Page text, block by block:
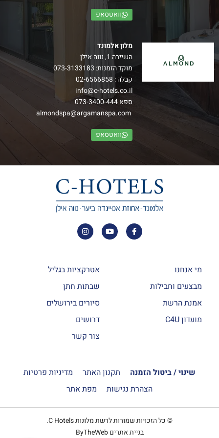
חדרי בלקוני פמלי
חדרי בלקוני פמלי החדשים מעוצבים בסגנון חדשני ובהם מרפסת
נוף.
חדרי גן פמילי
חדר הגן פמילי מרווח ומפנק במיוחד עם יציאה לגינה מרוהטת,
וואטסאפ
מלון אלמונד
השיירה 1, נווה אילן
מוקד הזמנות: 073-3133183
קבלה : 02-6566858
info@c-hotels.co.il
ספא073-3400-444
almondspa@argamanspa.com
וואטסאפ
מי אנחנו
מבצעים וחבילות
אמנת הרשת
מועדון C4U
אטרקציות בגליל
שבתות חתן
סיורים בירושלים
דרושים
צור קשר
שינוי / ביטול הזמנה תקנון האתר
מדיניות פרטיות
הצהרת נגישות
מפת אתר
© כל הזכויות שמורות לרשת מלונות C Hotels.
בניית אתרים ByTheWeb